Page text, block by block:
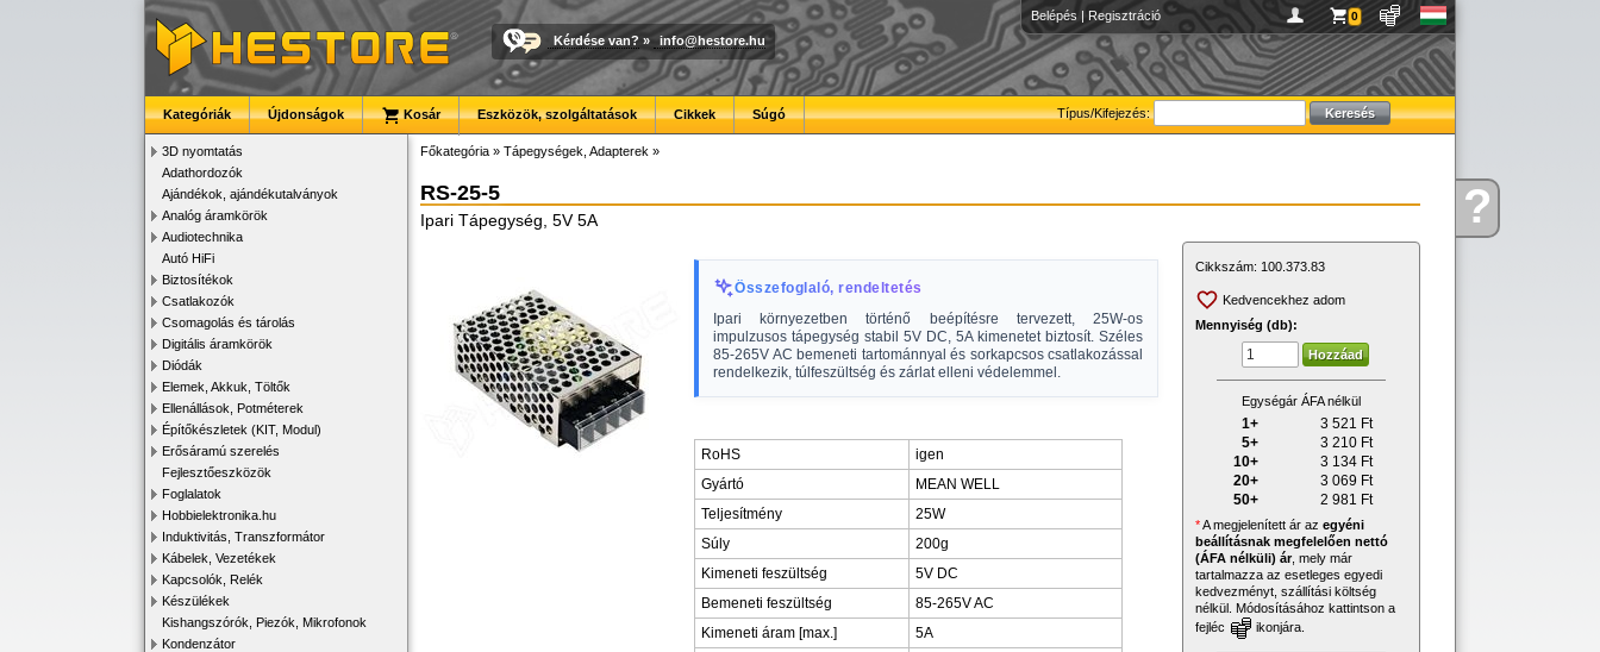
Kérdése?
Belépés | Regisztráció 0
Kérdése van? » info@hestore.hu
Típus/Kifejezés:
Kategóriák Újdonságok Kosár Eszközök, szolgáltatások Cikkek Súgó
3D nyomtatás
Adathordozók
Ajándékok, ajándékutalványok
Analóg áramkörök
Audiotechnika
Autó HiFi
Biztosítékok
Csatlakozók
Csomagolás és tárolás
Digitális áramkörök
Diódák
Elemek, Akkuk, Töltők
Ellenállások, Potméterek
Építőkészletek (KIT, Modul)
Erősáramú szerelés
Fejlesztőeszközök
Foglalatok
Hobbielektronika.hu
Induktivitás, Transzformátor
Kábelek, Vezetékek
Kapcsolók, Relék
Készülékek
Kishangszórók, Piezók, Mikrofonok
Kondenzátor
Főkategória » Tápegységek, Adapterek »
RS-25-5
Ipari Tápegység, 5V 5A
Összefoglaló, rendeltetés
Ipari környezetben történő beépítésre tervezett, 25W-os
impulzusos tápegység stabil 5V DC, 5A kimenetet biztosít. Széles
85-265V AC bemeneti tartománnyal és sorkapcsos csatlakozással
rendelkezik, túlfeszültség és zárlat elleni védelemmel.
RoHS
igen
Gyártó
MEAN WELL
Teljesítmény
25W
Súly
200g
Kimeneti feszültség
5V DC
Bemeneti feszültség
85-265V AC
Kimeneti áram [max.]
5A
Cikkszám: 100.373.83
Kedvencekhez adom
Mennyiség (db):
Egységár ÁFA nélkül
1+ 3 521 Ft
5+
3 210 Ft
10+
3 134 Ft
20+
3 069 Ft
50+
2 981 Ft
*A megjelenített ár az egyéni
beállításnak megfelelően nettó
(ÁFA nélküli) ár, mely már
tartalmazza az esetleges egyedi
kedvezményt, szállítási költség
nélkül. Módosításához kattintson a
fejléc
ikonjára.